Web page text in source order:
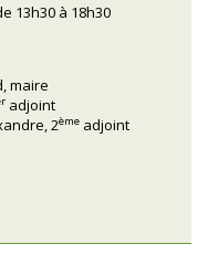
13h30 à 18h30
maire
adjoint
2ème adjoint